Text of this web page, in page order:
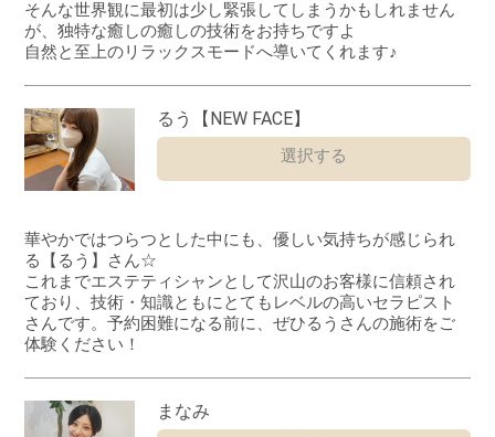
そんな世界観に最初は少し緊張してしまうかもしれません
が、独特な癒しの癒しの技術をお持ちですよ
自然と至上のリラックスモードへ導いてくれます♪
華やかではつらつとした中にも、優しい気持ちが感じられ
る【るう】さん☆
これまでエステティシャンとして沢山のお客様に信頼され
ており、技術・知識ともにとてもレベルの高いセラピスト
さんです。予約困難になる前に、ぜひるうさんの施術をご
体験ください！
るう【NEW FACE】
選択する
まなみ